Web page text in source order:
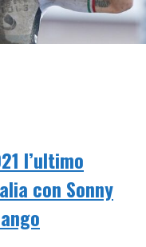
l’ultimo
con Sonny